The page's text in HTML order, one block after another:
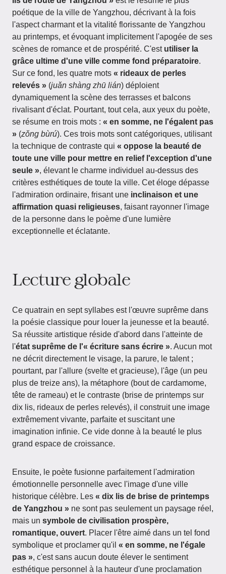
poétique de la ville de Yangzhou, décrivant à la fois
l'aspect charmant et la vitalité florissante de Yangzhou
au printemps, et évoquant implicitement l'apogée de ses
scènes de romance et de prospérité. C'est utiliser la
grâce ultime d'une ville comme fond préparatoire.
Sur ce fond, les quatre mots « rideaux de perles
relevés » (juǎn shàng zhū lián) déploient
dynamiquement la scène des terrasses et balcons
rivalisant d'éclat. Pourtant, tout cela, aux yeux du poète,
se résume en trois mots : « en somme, ne l'égalent pas
» (zǒng bùrú). Ces trois mots sont catégoriques, utilisant
la technique de contraste qui « oppose la beauté de
toute une ville pour mettre en relief l'exception d'une
seule », élevant le charme individuel au-dessus des
critères esthétiques de toute la ville. Cet éloge dépasse
l'admiration ordinaire, frisant une inclinaison et une
affirmation quasi religieuses, faisant rayonner l'image
de la personne dans le poème d'une lumière
exceptionnelle et éclatante.
Lecture globale
Ce quatrain en sept syllabes est l'œuvre suprême dans
la poésie classique pour louer la jeunesse et la beauté.
Sa réussite artistique réside d'abord dans l'atteinte de
l'état suprême de l'« écriture sans écrire ». Aucun mot
ne décrit directement le visage, la parure, le talent ;
pourtant, par l'allure (svelte et gracieuse), l'âge (un peu
plus de treize ans), la métaphore (bout de cardamome,
tête de rameau) et le contraste (brise de printemps sur
dix lis, rideaux de perles relevés), il construit une image
extrêmement vivante, parfaite et suscitant une
imagination infinie. Ce vide donne à la beauté le plus
grand espace de croissance.
Ensuite, le poète fusionne parfaitement l'admiration
émotionnelle personnelle avec l'image d'une ville
historique célèbre. Les « dix lis de brise de printemps
de Yangzhou » ne sont pas seulement un paysage réel,
mais un symbole de civilisation prospère,
romantique, ouvert. Placer l'être aimé dans un tel fond
symbolique et proclamer qu'il « en somme, ne l'égale
pas », c'est sans aucun doute élever le sentiment
esthétique personnel à la hauteur d'une proclamation